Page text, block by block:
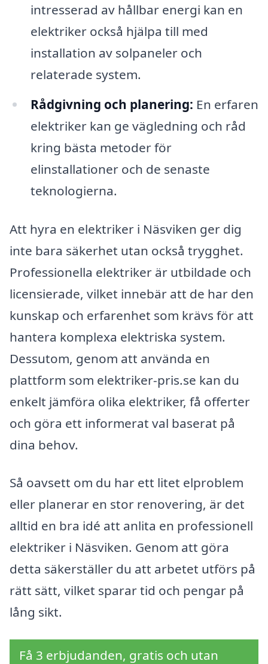
intresserad av hållbar energi kan en
elektriker också hjälpa till med
installation av solpaneler och
relaterade system.
Rådgivning och planering: En erfaren
elektriker kan ge vägledning och råd
kring bästa metoder för
elinstallationer och de senaste
teknologierna.
Att hyra en elektriker i Näsviken ger dig
inte bara säkerhet utan också trygghet.
Professionella elektriker är utbildade och
licensierade, vilket innebär att de har den
kunskap och erfarenhet som krävs för att
hantera komplexa elektriska system.
Dessutom, genom att använda en
plattform som elektriker-pris.se kan du
enkelt jämföra olika elektriker, få offerter
och göra ett informerat val baserat på
dina behov.
Så oavsett om du har ett litet elproblem
eller planerar en stor renovering, är det
alltid en bra idé att anlita en professionell
elektriker i Näsviken. Genom att göra
detta säkerställer du att arbetet utförs på
rätt sätt, vilket sparar tid och pengar på
lång sikt.
Få 3 erbjudanden, gratis och utan